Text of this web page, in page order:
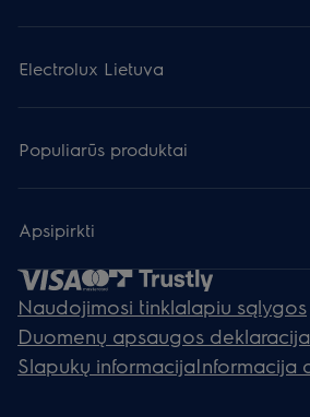
Electrolux Lietuva
Populiarūs produktai
Apsipirkti
Naudojimosi tinklalapiu sąlygos
Duomenų apsaugos deklaracija
Slapukų informacijaInformacija